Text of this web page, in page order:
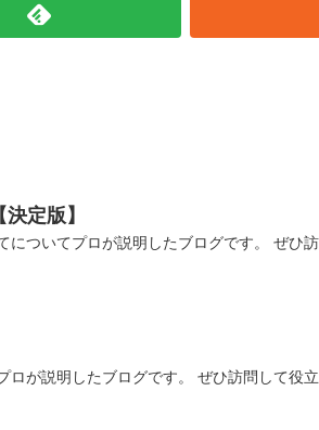
定版】
についてプロが説明したブログです。 ぜひ
ロが説明したブログです。 ぜひ訪問して役